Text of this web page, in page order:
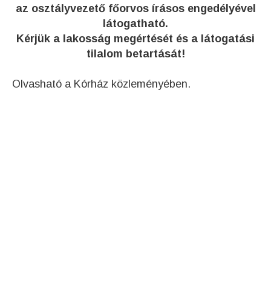
az osztályvezető főorvos írásos engedélyével
látogatható.
Kérjük a lakosság megértését és a látogatási
tilalom betartását!
Olvasható a Kórház közleményében.